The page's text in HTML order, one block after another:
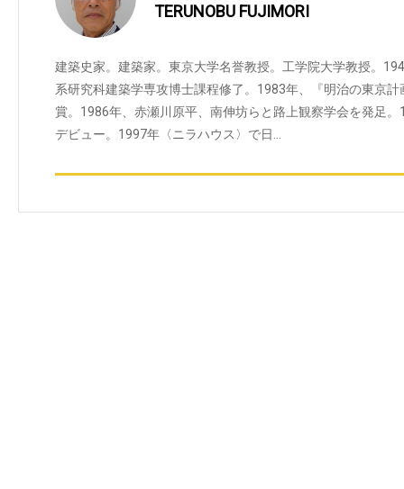
TERUNOBU FUJIMORI
建築史家。建築家。東京大学名誉教授。工学院大学教授。
系研究科建築学専攻博士課程修了。1983年、『明治の東京
賞。1986年、赤瀬川原平、南伸坊らと路上観察学会を発足
デビュー。1997年〈ニラハウス〉で日…